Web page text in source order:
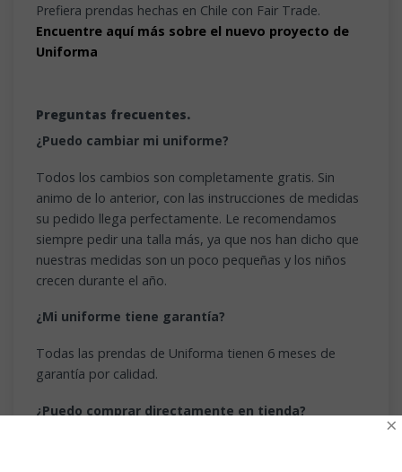
Prefiera prendas hechas en Chile con Fair Trade.
Encuentre aquí más sobre el nuevo proyecto de
Uniforma
Preguntas frecuentes.
¿Puedo cambiar mi uniforme?
Todos los cambios son completamente gratis. Sin
animo de lo anterior, con las instrucciones de medidas
su pedido llega perfectamente. Le recomendamos
siempre pedir una talla más, ya que nos han dicho que
nuestras medidas son un poco pequeñas y los niños
crecen durante el año.
¿Mi uniforme tiene garantía?
Todas las prendas de Uniforma tienen 6 meses de
garantía por calidad.
¿Puedo comprar directamente en tienda?
×